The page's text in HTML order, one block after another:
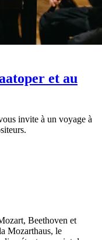
et au
invite à un voyage à
Beethoven et
Mozarthaus, le